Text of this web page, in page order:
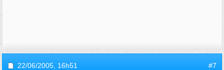
22/06/2005, 16h51 #7